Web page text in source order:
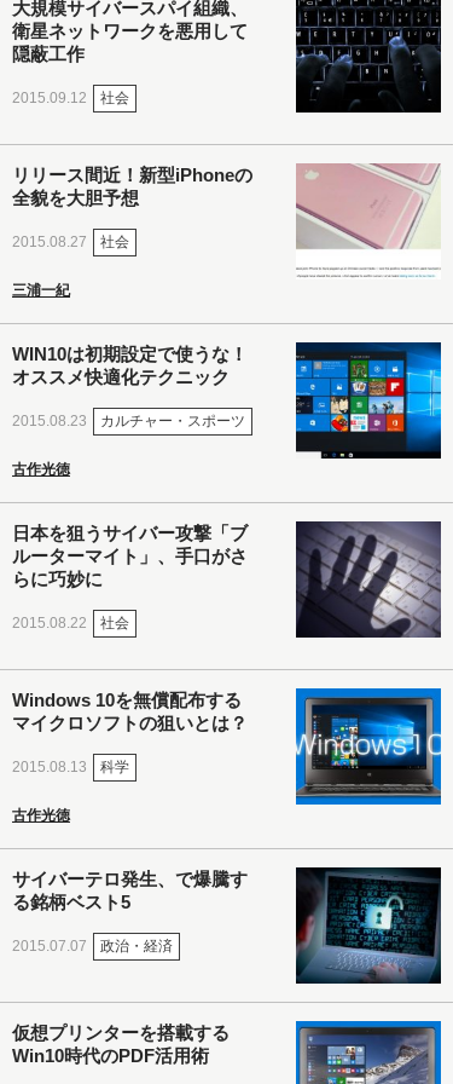
大規模サイバースパイ組織、
衛星ネットワークを悪用して
隠蔽工作
2015.09.12 社会
リリース間近！新型iPhoneの
全貌を大胆予想
2015.08.27 社会
三浦一紀
WIN10は初期設定で使うな！
オススメ快適化テクニック
2015.08.23 カルチャー・スポーツ
古作光徳
日本を狙うサイバー攻撃「ブ
ルーターマイト」、手口がさ
らに巧妙に
2015.08.22 社会
Windows 10を無償配布する
マイクロソフトの狙いとは？
2015.08.13 科学
古作光徳
サイバーテロ発生、で爆騰す
る銘柄ベスト5
2015.07.07 政治・経済
仮想プリンターを搭載する
Win10時代のPDF活用術